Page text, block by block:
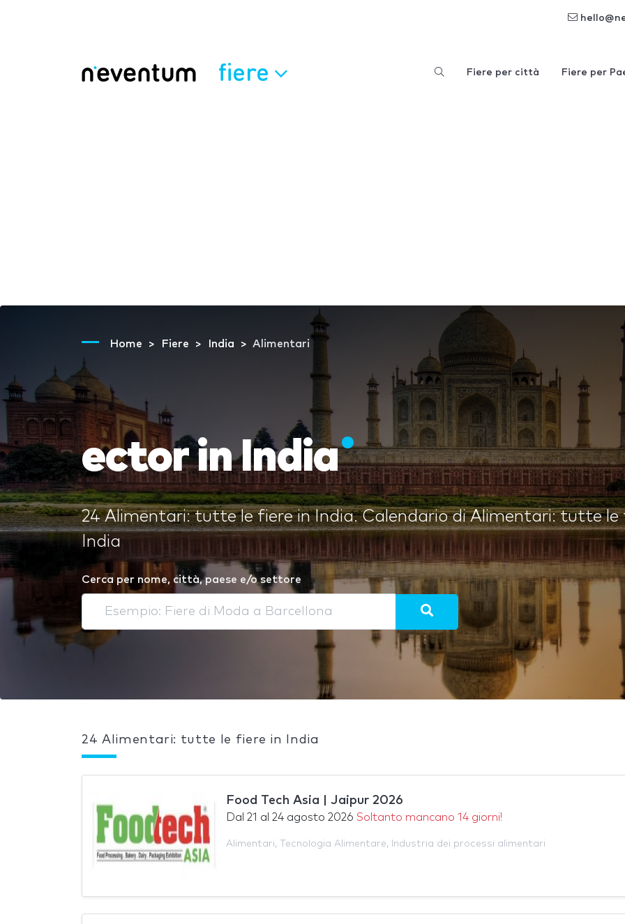
fiere Fiere per città Fiere per
Home Fiere India Alimentari
ector in India
24 Alimentari: tutte le fiere in India. Calendario di Alimentari: tutte le
India
Cerca per nome, città, paese e/o settore
24 Alimentari: tutte le fiere in India
Food Tech Asia | Jaipur 2026
Dal 21 al 24 agosto 2026 Soltanto mancano 14 giorni!
Alimentari, Tecnologia Alimentare, Industria dei processi alimentari